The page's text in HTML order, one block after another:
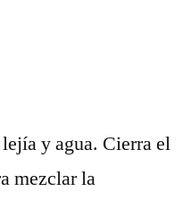
y agua. Cierra el
mezclar la